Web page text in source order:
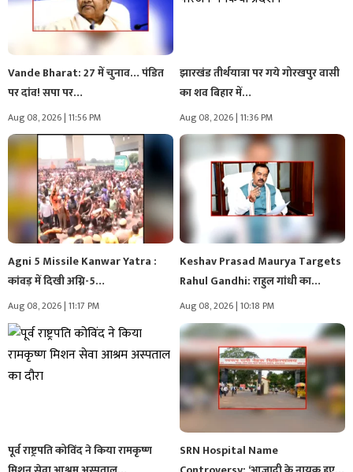
Vande Bharat: 27 में चुनाव… पंडित
पर दांव! सपा पर…
Aug 08, 2026 | 11:56 PM
झारखंड तीर्थयात्रा पर गये गोरखपुर वासी
का शव बिहार में…
Aug 08, 2026 | 11:36 PM
Agni 5 Missile Kanwar Yatra :
कांवड़ में दिखी अग्नि-5…
Aug 08, 2026 | 11:17 PM
Keshav Prasad Maurya Targets
Rahul Gandhi: राहुल गांधी का
प्रयागराज…
Aug 08, 2026 | 10:18 PM
पूर्व राष्ट्रपति कोविंद ने किया रामकृष्ण
SRN Hospital Name